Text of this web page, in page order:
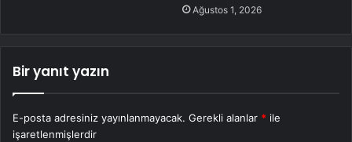
Ağustos 1, 2026
Bir yanıt yazın
E-posta adresiniz yayınlanmayacak. Gerekli alanlar * ile
işaretlenmişlerdir